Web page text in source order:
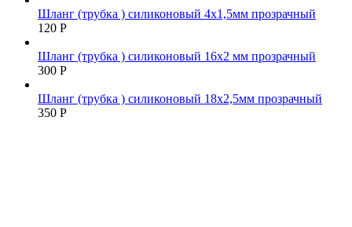
Шланг (трубка ) силиконовый 4х1,5мм прозрачный
120 Р
Шланг (трубка ) силиконовый 16х2 мм прозрачный
300 Р
Шланг (трубка ) силиконовый 18х2,5мм прозрачный
350 Р